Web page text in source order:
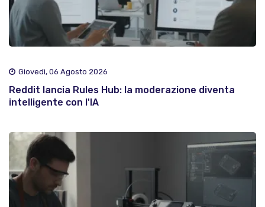
Giovedì, 06 Agosto 2026
Reddit lancia Rules Hub: la moderazione diventa
intelligente con l'IA